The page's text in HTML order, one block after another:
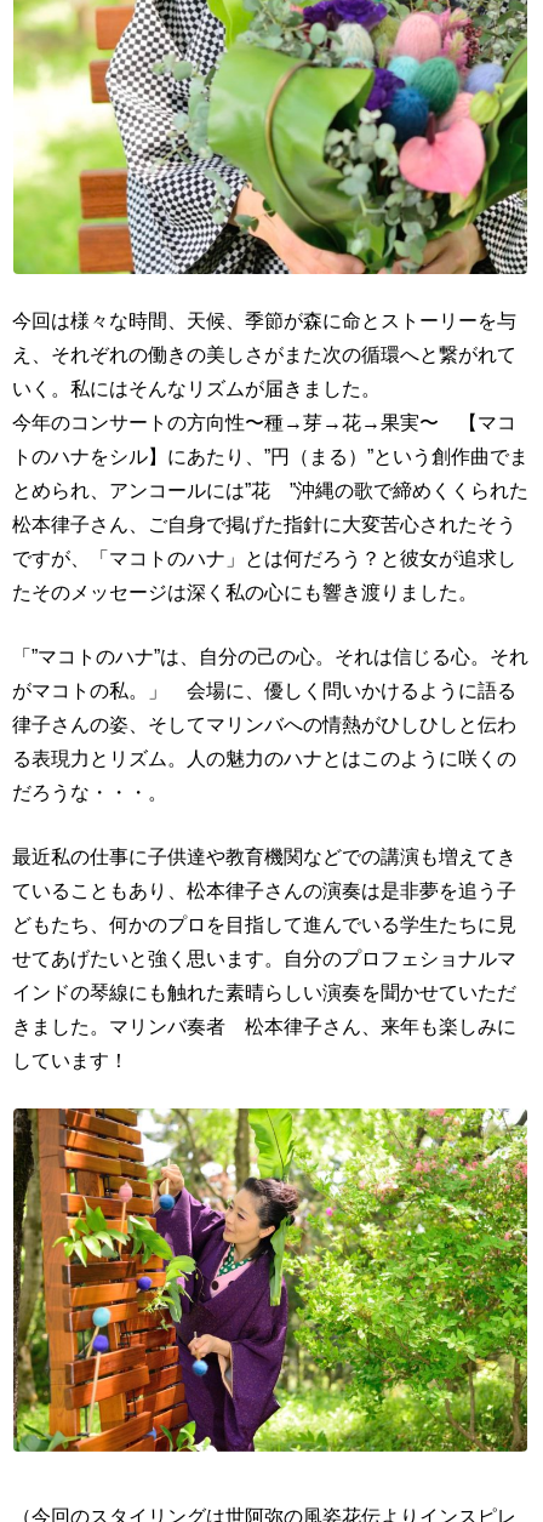
今回は様々な時間、天候、季節が森に命とストーリーを与
え、それぞれの働きの美しさがまた次の循環へと繋がれて
いく。私にはそんなリズムが届きました。
今年のコンサートの方向性〜種→芽→花→果実〜 【マコ
トのハナをシル】にあたり、”円（まる）”という創作曲でま
とめられ、アンコールには”花 ”沖縄の歌で締めくくられた
松本律子さん、ご自身で掲げた指針に大変苦心されたそう
ですが、「マコトのハナ」とは何だろう？と彼女が追求し
たそのメッセージは深く私の心にも響き渡りました。
「”マコトのハナ”は、自分の己の心。それは信じる心。それ
がマコトの私。」 会場に、優しく問いかけるように語る
律子さんの姿、そしてマリンバへの情熱がひしひしと伝わ
る表現力とリズム。人の魅力のハナとはこのように咲くの
だろうな・・・。
最近私の仕事に子供達や教育機関などでの講演も増えてき
ていることもあり、松本律子さんの演奏は是非夢を追う子
どもたち、何かのプロを目指して進んでいる学生たちに見
せてあげたいと強く思います。自分のプロフェショナルマ
インドの琴線にも触れた素晴らしい演奏を聞かせていただ
きました。マリンバ奏者 松本律子さん、来年も楽しみに
しています！
（今回のスタイリングは世阿弥の風姿花伝よりインスピレ